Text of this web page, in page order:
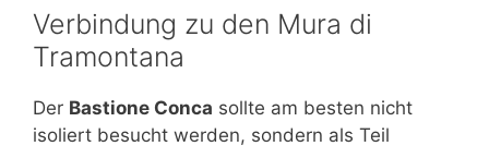
Verbindung zu den Mura di
Tramontana
Der Bastione Conca sollte am besten nicht
isoliert besucht werden, sondern als Teil